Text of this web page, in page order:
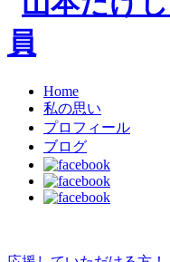
Home
私の思い
プロフィール
ブログ